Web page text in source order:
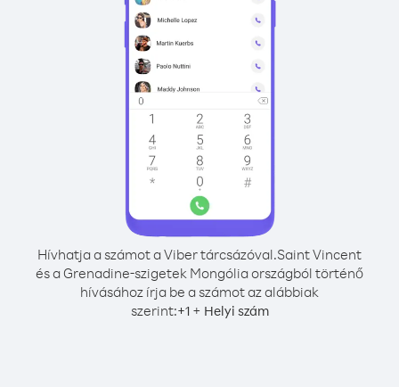
Hívhatja a számot a Viber tárcsázóval.Saint Vincent
és a Grenadine-szigetek Mongólia országból történő
hívásához írja be a számot az alábbiak
szerint:+1+ Helyi szám